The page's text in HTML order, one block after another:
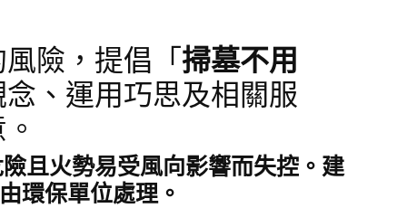
險，提倡「 掃墓不用
、運用巧思及相關服
且火勢易受風向影響而失控。建
環保單位處理。